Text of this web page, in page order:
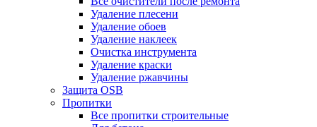
Удаление плесени
Удаление обоев
Удаление наклеек
Очистка инструмента
Удаление краски
Удаление ржавчины
Защита OSB
Пропитки
Все пропитки строительные